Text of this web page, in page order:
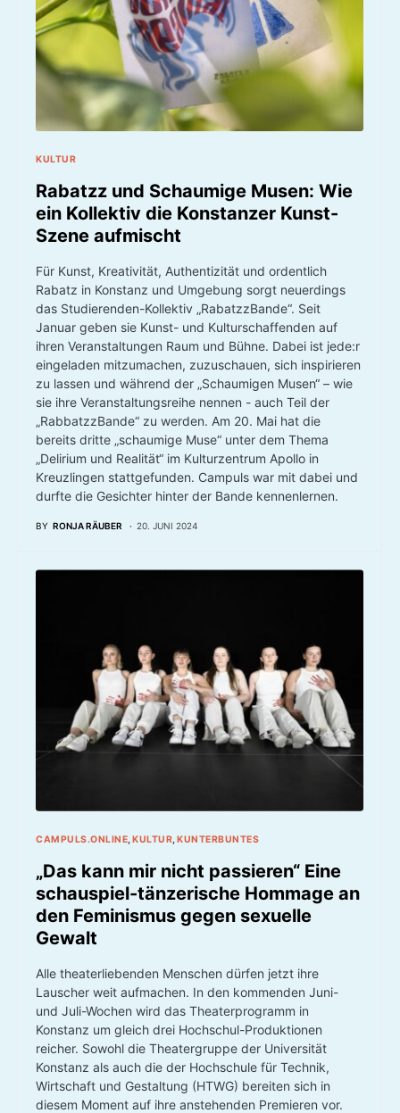
KULTUR
Rabatzz und Schaumige Musen: Wie
ein Kollektiv die Konstanzer Kunst-
Szene aufmischt
Für Kunst, Kreativität, Authentizität und ordentlich
Rabatz in Konstanz und Umgebung sorgt neuerdings
das Studierenden-Kollektiv „RabatzzBande“. Seit
Januar geben sie Kunst- und Kulturschaffenden auf
ihren Veranstaltungen Raum und Bühne. Dabei ist jede:r
eingeladen mitzumachen, zuzuschauen, sich inspirieren
zu lassen und während der „Schaumigen Musen“ – wie
sie ihre Veranstaltungsreihe nennen - auch Teil der
„RabbatzzBande“ zu werden. Am 20. Mai hat die
bereits dritte „schaumige Muse“ unter dem Thema
„Delirium und Realität“ im Kulturzentrum Apollo in
Kreuzlingen stattgefunden. Campuls war mit dabei und
durfte die Gesichter hinter der Bande kennenlernen.
BY RONJA RÄUBER 20. JUNI 2024
CAMPULS.ONLINE KULTUR KUNTERBUNTES
„Das kann mir nicht passieren“ Eine
schauspiel-tänzerische Hommage an
den Feminismus gegen sexuelle
Gewalt
Alle theaterliebenden Menschen dürfen jetzt ihre
Lauscher weit aufmachen. In den kommenden Juni-
und Juli-Wochen wird das Theaterprogramm in
Konstanz um gleich drei Hochschul-Produktionen
reicher. Sowohl die Theatergruppe der Universität
Konstanz als auch die der Hochschule für Technik,
Wirtschaft und Gestaltung (HTWG) bereiten sich in
diesem Moment auf ihre anstehenden Premieren vor.